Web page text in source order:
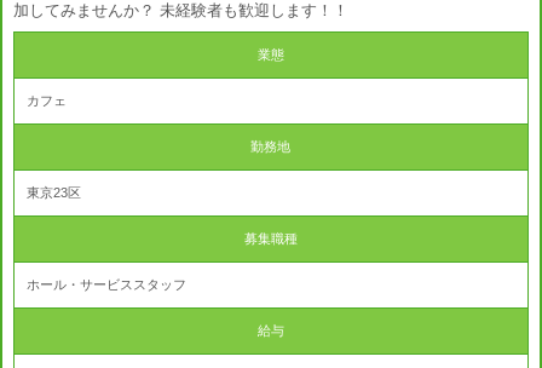
加してみませんか？ 未経験者も歓迎します！！
業態
カフェ
勤務地
東京23区
募集職種
ホール・サービススタッフ
給与